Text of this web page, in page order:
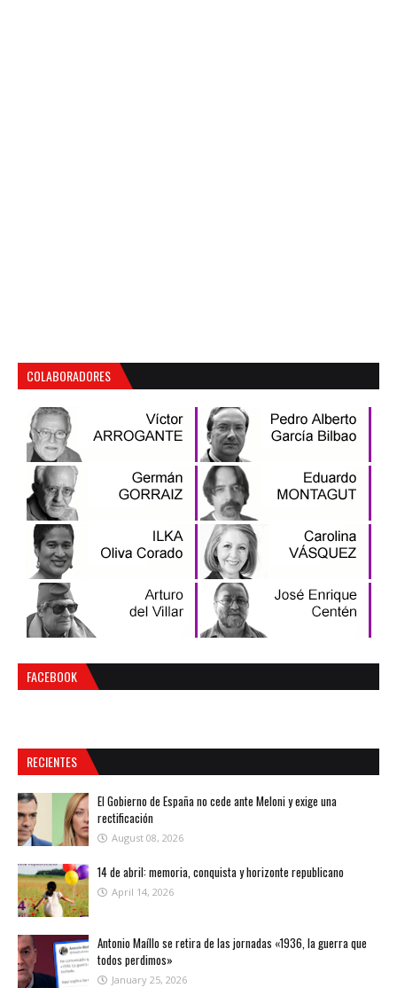
COLABORADORES
FACEBOOK
RECIENTES
El Gobierno de España no cede ante Meloni y exige una
rectificación
August 08, 2026
14 de abril: memoria, conquista y horizonte republicano
April 14, 2026
Antonio Maíllo se retira de las jornadas «1936, la guerra que
todos perdimos»
January 25, 2026